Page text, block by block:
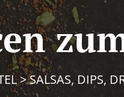
>SALSAS, DIPS,